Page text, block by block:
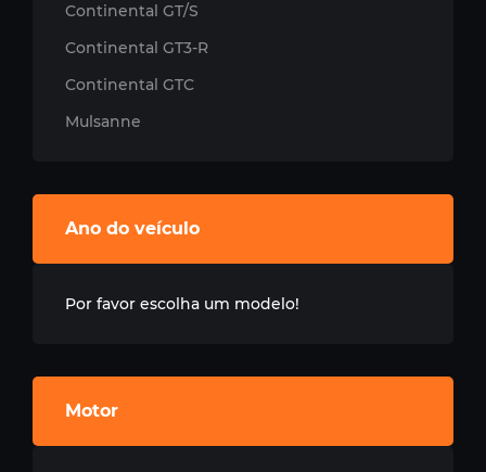
Continental GT/S
Continental GT3-R
Continental GTC
Mulsanne
Ano do veículo
Por favor escolha um modelo!
Motor